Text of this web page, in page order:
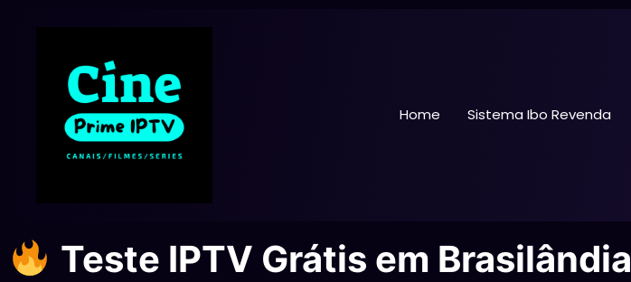
Home Sistema Ibo Revenda
Teste IPTV Grátis em Brasilândia